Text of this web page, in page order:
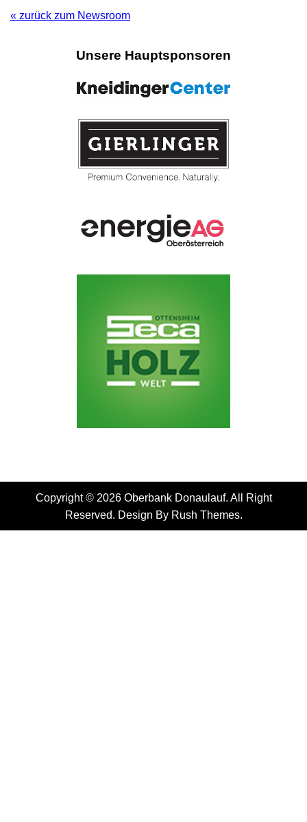
« zurück zum Newsroom
Unsere Hauptsponsoren
Copyright © 2026 Oberbank Donaulauf. All Right
Reserved. Design By Rush Themes.